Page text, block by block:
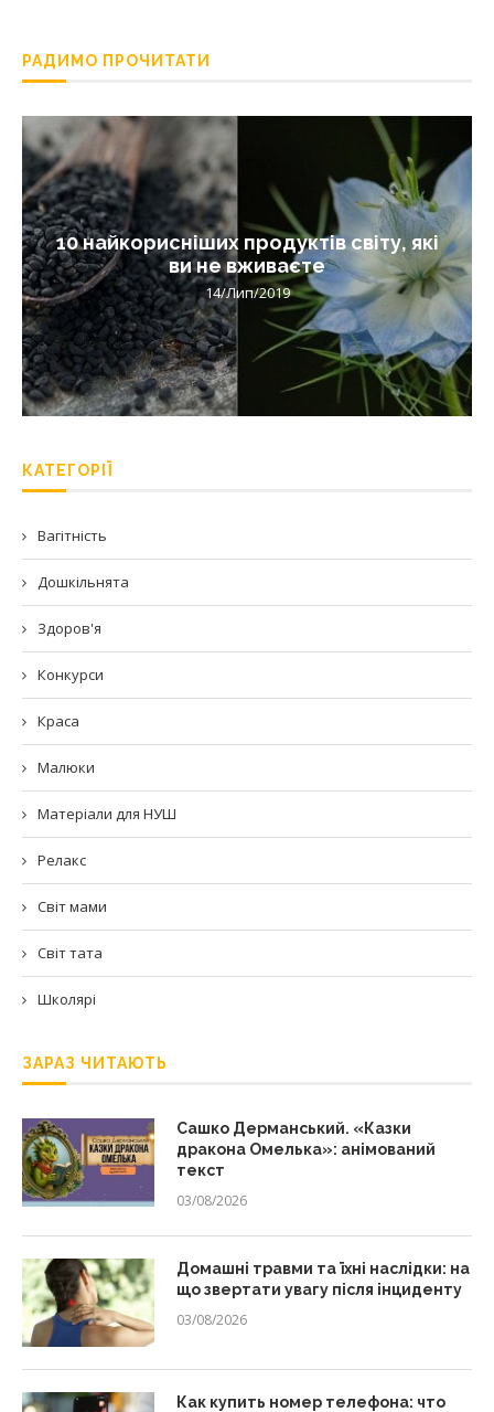
РАДИМО ПРОЧИТАТИ
10 найкорисніших продуктів світу, які
ви не вживаєте
14/Лип/2019
КАТЕГОРІЇ
Вагітність
Дошкільнята
Здоров'я
Конкурси
Краса
Малюки
Матеріали для НУШ
Релакс
Світ мами
Світ тата
Школярі
ЗАРАЗ ЧИТАЮТЬ
Сашко Дерманський. «Казки
дракона Омелька»: анімований
текст
03/08/2026
Домашні травми та їхні наслідки: на
що звертати увагу після інциденту
03/08/2026
Как купить номер телефона: что